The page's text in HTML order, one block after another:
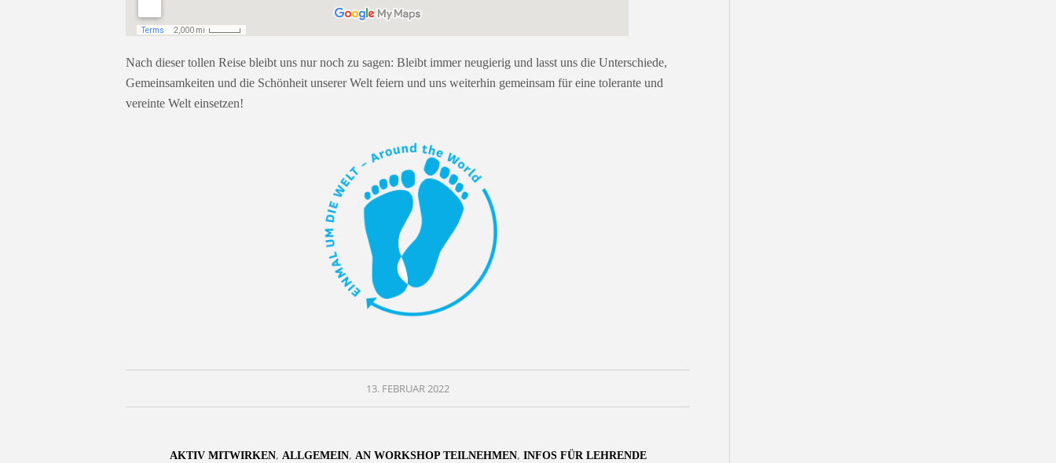
Nach dieser tollen Reise bleibt uns nur noch zu sagen: Bleibt immer neugierig und lasst uns die Unterschiede,
Gemeinsamkeiten und die Schönheit unserer Welt feiern und uns weiterhin gemeinsam für eine tolerante und
vereinte Welt einsetzen!
13. FEBRUAR 2022
AKTIV MITWIRKEN, ALLGEMEIN, AN WORKSHOP TEILNEHMEN, INFOS FÜR LEHRENDE